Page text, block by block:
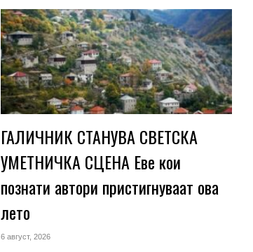
ГАЛИЧНИК СТАНУВА СВЕТСКА
УМЕТНИЧКА СЦЕНА Еве кои
познати автори пристигнуваат ова
лето
6 август, 2026